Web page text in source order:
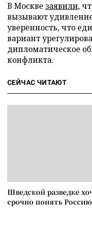
В Москве заявили,
вызывают
уверенность, что
вариант
дипломатическое
конфликта.
СЕЙЧАС ЧИТАЮТ
Шведской разведке
срочно понять Россию